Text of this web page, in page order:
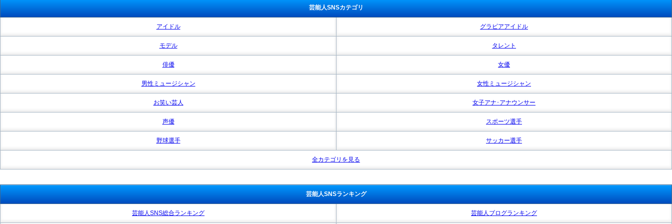
芸能人SNSカテゴリ
アイドル グラビアアイドル
モデル タレント
俳優 女優
男性ミュージシャン 女性ミュージシャン
お笑い芸人 女子アナ･アナウンサー
声優 スポーツ選手
野球選手 サッカー選手
全カテゴリを見る
芸能人SNSランキング
芸能人SNS総合ランキング 芸能人ブログランキング